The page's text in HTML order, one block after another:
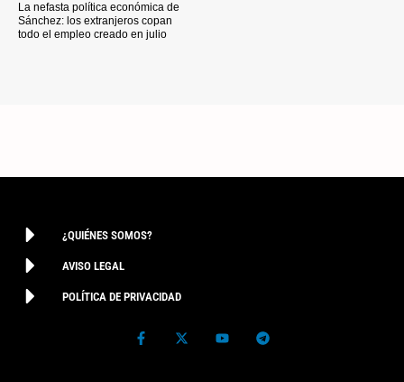
La nefasta política económica de
Sánchez: los extranjeros copan
todo el empleo creado en julio
¿QUIÉNES SOMOS?
AVISO LEGAL
POLÍTICA DE PRIVACIDAD